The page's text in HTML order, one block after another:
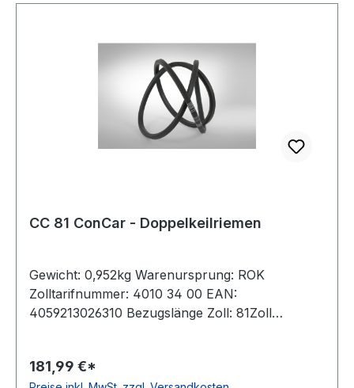
CC 81 ConCar - Doppelkeilriemen
Gewicht: 0,952kg Warenursprung: ROK
Zolltarifnummer: 4010 34 00 EAN:
4059213026310 Bezugslänge Zoll: 81Zoll
ummantelt antistatisch: ja Norm: DIN 7722
181,99 €*